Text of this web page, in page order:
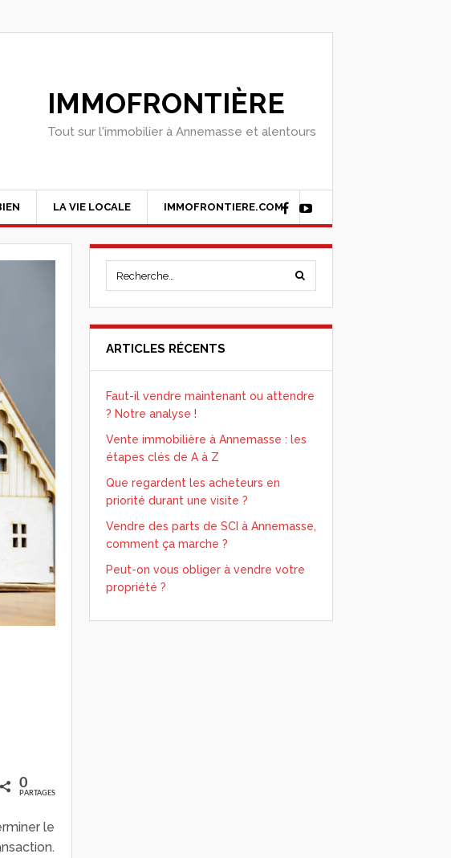
IMMOFRONTIÈRE
Tout sur l'immobilier à Annemasse et alentours
LA VIE LOCALE IMMOFRONTIERE.COM
0
PARTAGES
le
ARTICLES RÉCENTS
Faut-il vendre maintenant ou attendre
? Notre analyse !
Vente immobilière à Annemasse : les
étapes clés de A à Z
Que regardent les acheteurs en
priorité durant une visite ?
Vendre des parts de SCI à Annemasse,
comment ça marche ?
Peut-on vous obliger à vendre votre
propriété ?